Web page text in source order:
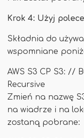
Krok 4: Użyj
Składnia do
wspomniane
AWS S3 CP S3: //
Recursive
Zmień na nazwę
na wiadrze i na
zostaną pobrane: